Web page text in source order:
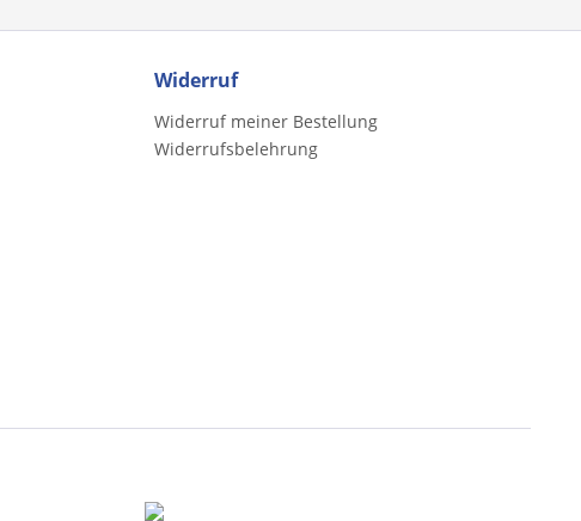
Widerruf
Widerruf meiner Bestellung
Widerrufsbelehrung